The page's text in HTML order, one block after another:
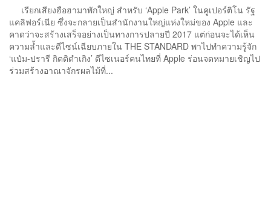
เรียกเสียงฮือฮามาพักใหญ่ สำหรับ ‘Apple Park’ ในคูเปอร์ติโน รัฐ
แคลิฟอร์เนีย ซึ่งจะกลายเป็นสำนักงานใหญ่แห่งใหม่ของ Apple และ
คาดว่าจะสร้างเสร็จอย่างเป็นทางการปลายปี 2017 แต่ก่อนจะได้เห็น
ความล้ำและดีไซน์เฉียบภายใน THE STANDARD พาไปทำความรู้จัก
‘แป๋ม-ปรารี กิตติดำเกิง’ ดีไซเนอร์คนไทยที่ Apple ร่อนจดหมายเชิญไป
ร่วมสร้างอาณาจักรผลไม้ที่...